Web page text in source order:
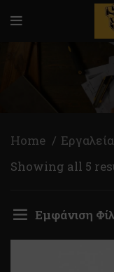
Home
Showing all 5
Εμφάνιση